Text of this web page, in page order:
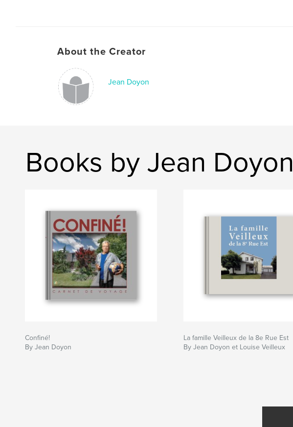
About the Creator
Jean Doyon
Books by Jean Doyon
Confiné!
By Jean Doyon
La famille Veilleux de la 8e Rue Est
By Jean Doyon et Louise Veilleux